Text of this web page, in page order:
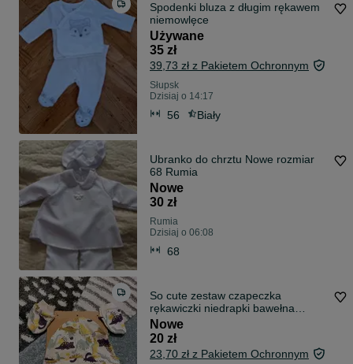
Spodenki bluza z długim rękawem
niemowlęce
Używane
35 zł
39,73 zł z Pakietem Ochronnym
Słupsk
Dzisiaj o 14:17
56 Biały
Ubranko do chrztu Nowe rozmiar
68 Rumia
Nowe
30 zł
Rumia
Dzisiaj o 06:08
68
So cute zestaw czapeczka
rękawiczki niedrapki bawełna
organiczna
Nowe
20 zł
23,70 zł z Pakietem Ochronnym